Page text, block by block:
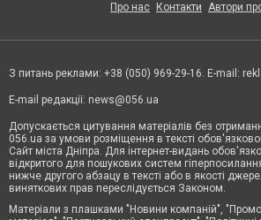
Про нас Контакти Автори
З питань реклами: +38 (050) 969-29-16. E-mail:
E-mail редакції: news@056.ua
Допускається цитування матеріалів без
056.ua за умови розміщення в тексті
Сайт міста Дніпра. Для інтернет-видань
відкритого для пошукових систем
нижче другого абзацу в тексті або в якості
виняткових прав переслідується Законом.
Матеріали з плашками "Новини компаній",